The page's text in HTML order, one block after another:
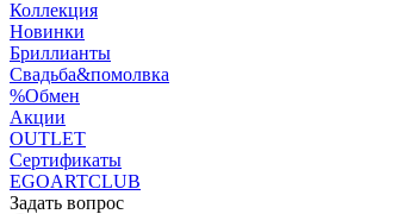
Коллекция
Новинки
Бриллианты
Свадьба&помолвка
%Обмен
Акции
OUTLET
Сертификаты
EGOARTCLUB
Задать вопрос